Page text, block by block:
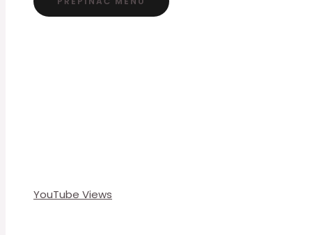
YouTube Views